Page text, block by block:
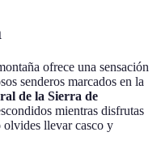
ofrece una sensación
senderos marcados en la
de la Sierra de
mientras disfrutas
olvides llevar casco y